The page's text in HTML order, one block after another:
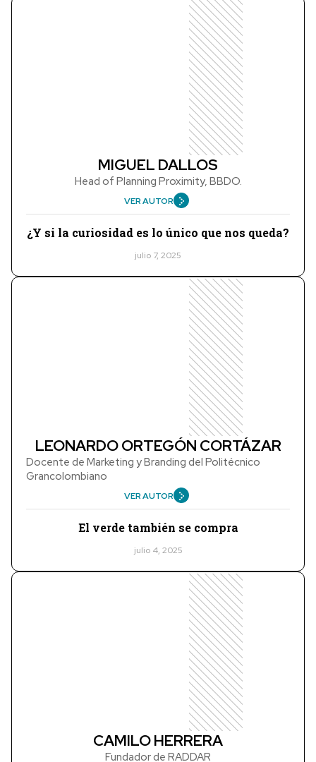
MIGUEL DALLOS
Head of Planning Proximity, BBDO.
VER AUTOR
¿Y si la curiosidad es lo único que nos queda?
julio 7, 2025
LEONARDO ORTEGÓN CORTÁZAR
Docente de Marketing y Branding del Politécnico
Grancolombiano
VER AUTOR
El verde también se compra
julio 4, 2025
CAMILO HERRERA
Fundador de RADDAR